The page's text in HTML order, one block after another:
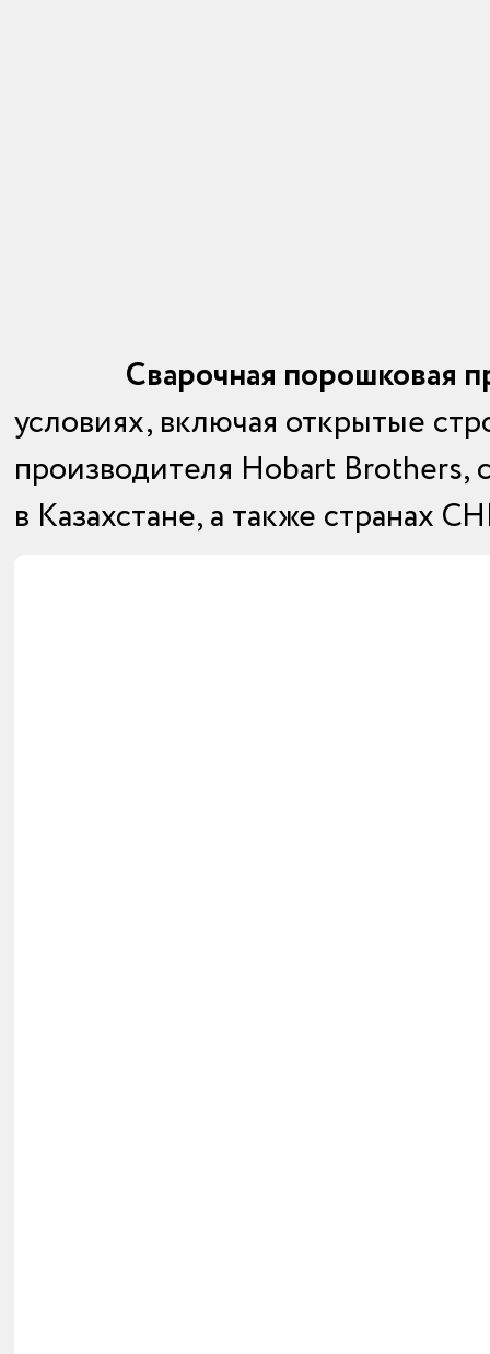
Сварочная порошковая
условиях, включая открытые
производителя Hobart Brothers,
в Казахстане, а также странах